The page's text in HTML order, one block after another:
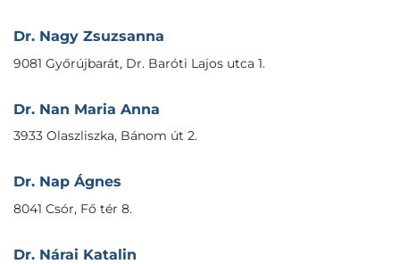
Dr. Nagy Zsuzsanna
9081 Győrújbarát, Dr. Baróti Lajos utca 1.
Dr. Nan Maria Anna
3933 Olaszliszka, Bánom út 2.
Dr. Nap Ágnes
8041 Csór, Fő tér 8.
Dr. Nárai Katalin